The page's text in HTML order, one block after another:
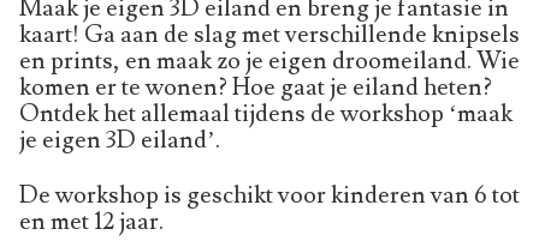
Maak je eigen 3D eiland en breng je fantasie in
kaart! Ga aan de slag met verschillende knipsels
en prints, en maak zo je eigen droomeiland. Wie
komen er te wonen? Hoe gaat je eiland heten?
Ontdek het allemaal tijdens de workshop ‘maak
je eigen 3D eiland’.
De workshop is geschikt voor kinderen van 6 tot
en met 12 jaar.